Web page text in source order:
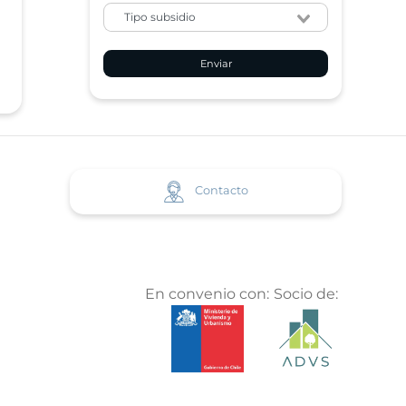
Enviar
Contacto
En convenio con: Socio de: